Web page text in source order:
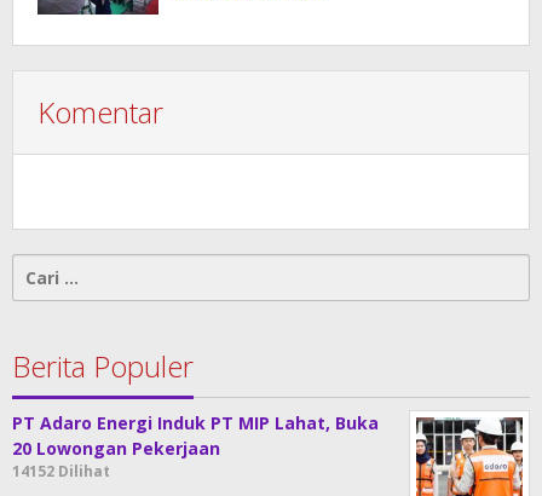
Komentar
Cari
untuk:
Berita Populer
PT Adaro Energi Induk PT MIP Lahat, Buka
20 Lowongan Pekerjaan
14152 Dilihat